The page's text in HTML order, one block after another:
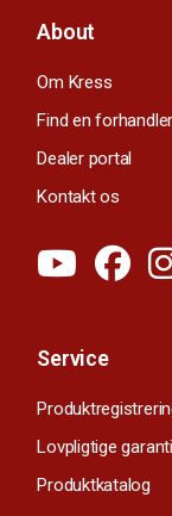
About
Om Kress
Find en forhandler
Dealer portal
Kontakt os
Service
Lovpligtige garanti
Produktkatalog